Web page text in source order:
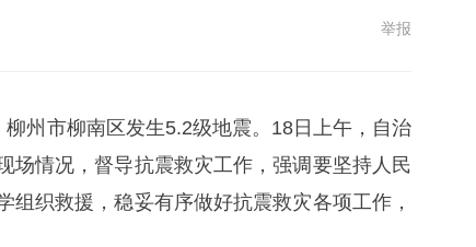
举报
州市柳南区发生5.2级地震。18日上午，自治
场情况，督导抗震救灾工作，强调要坚持人民
组织救援，稳妥有序做好抗震救灾各项工作，